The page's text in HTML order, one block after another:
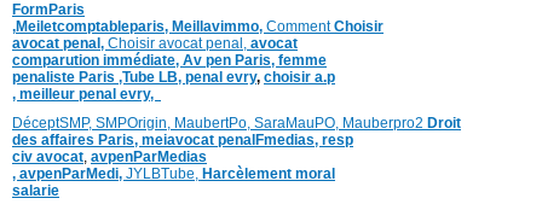
FormParis
,Meiletcomptableparis, Meillavimmo, CommentChoisir
avocat penal, Choisir avocat penal, avocat
comparution immédiate, Av pen Paris, femme
penaliste Paris ,Tube LB, penal evry, choisir a.p
, meilleur penal evry,
DéceptSMP, SMPOrigin, MaubertPo, SaraMauPO, Mauberpro2 Droit
des affaires Paris, meiavocat penalFmedias, resp
civ avocat, avpenParMedias
, avpenParMedi, JYLBTube, Harcèlement moral
salarie